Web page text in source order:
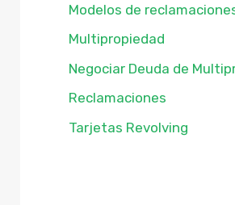
Modelos de
Multipropiedad
Negociar Deuda de
Reclamaciones
Tarjetas Revolving